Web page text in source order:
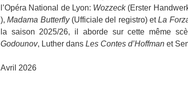
l’Opéra National de Lyon: Wozzeck(Erster
),Madama Butterfly(Ufficiale del registro) etLa
la saison 2025/26, il aborde sur cette même
Godounov, Luther dans Les Contes d’Hoffman et
Avril 2026